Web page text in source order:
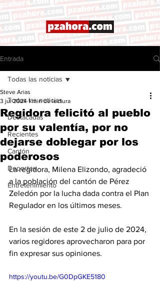
Entrada
Todas las noticias
Destacadas
Recientes
Cantón
Deportes
Entretenimiento
Todas las noticias
Regidora felicitó al pueblo
por su valentía, por no
dejarse doblegar por los
poderosos
Steve Arias
3 jul 2024 1 min de lectura
La regidora, Milena Elizondo, agradeció
a la población del cantón de Pérez
Zeledón por la lucha dada contra el Plan
Regulador en los últimos meses.
En la sesión de este 2 de julio de 2024,
varios regidores aprovecharon para por
fin expresar sus opiniones.
https://youtu.be/G0DpGKE5180